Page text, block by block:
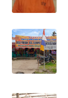
WN
WN
LABUHANBATU
TAPANULI